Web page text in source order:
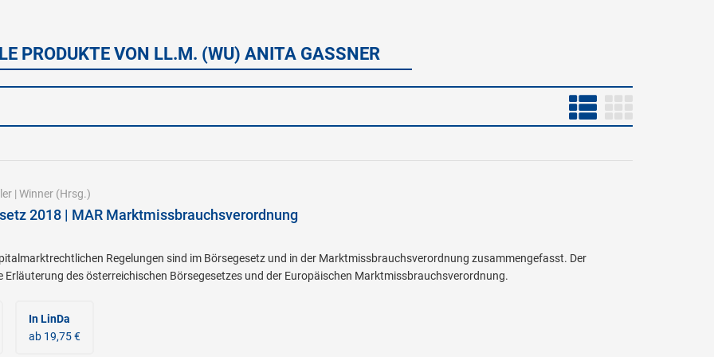
PRODUKTE VON LL.M. (WU) ANITA GASSNER
| Winner(Hrsg.)
2018 | MAR Marktmissbrauchsverordnung
Regelungen sind im Börsegesetz und in der Marktmissbrauchsverordnung zusammengefasst. Der
Erläuterung des österreichischen Börsegesetzes und der Europäischen Marktmissbrauchsverordnung.
In LinDa
ab 19,75 €